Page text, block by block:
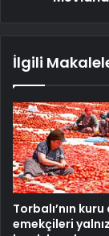
İlgili
Torbalı’nın
emekçileri yalnız